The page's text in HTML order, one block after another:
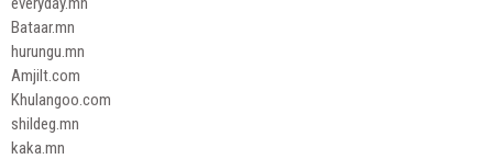
Bataar.mn
hurungu.mn
Amjilt.com
Khulangoo.com
shildeg.mn
kaka.mn